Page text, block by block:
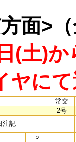
面>（
(土)
ヤに
常交
2号
注記
○